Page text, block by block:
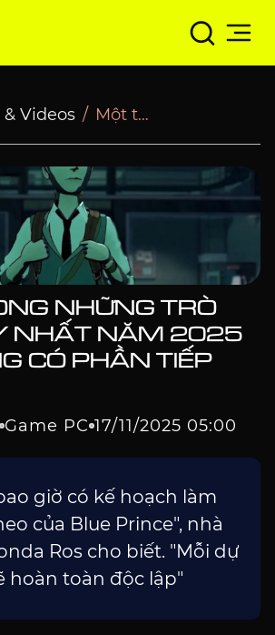
& Videos Một trong những trò chơi hay nhất năm 2025 sẽ không có phần tiếp theo
NHỮNG TRÒ
NHẤT NĂM 2025
CÓ PHẦN TIẾP
Game PC 17/11/2025 05:00
giờ có kế hoạch làm
của Blue Prince", nhà
Ros cho biết. "Mỗi dự
hoàn toàn độc lập"